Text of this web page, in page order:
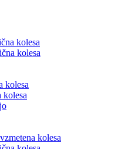
kolesa
kolesa
kolesa
kolesa
kolesa